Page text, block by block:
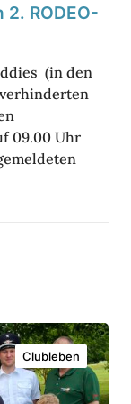
RODEO-
(in den
09.00 Uhr
Clubleben